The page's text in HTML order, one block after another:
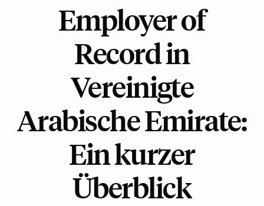
Employer of
Record in
Vereinigte
Arabische Emirate:
Ein kurzer
Überblick